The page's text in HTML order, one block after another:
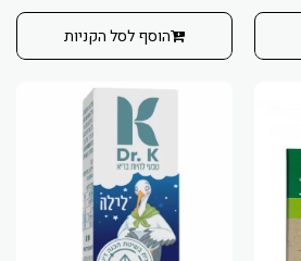
הוסף לסל הקניות